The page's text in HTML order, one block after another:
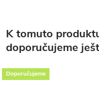
K tomuto
doporučujeme
Doporučujeme